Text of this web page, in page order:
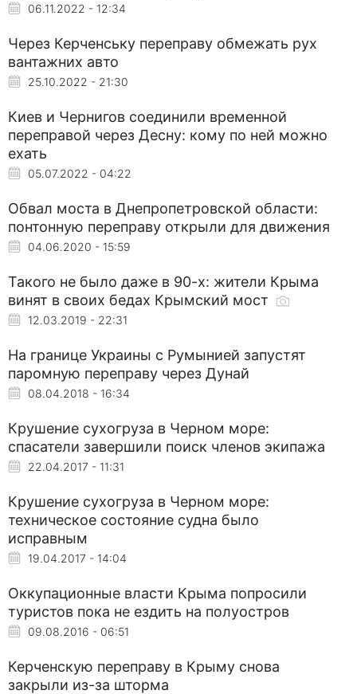
06.11.2022 - 12:34
Через Керченську переправу обмежать рух
вантажних авто
25.10.2022 - 21:30
Киев и Чернигов соединили временной
переправой через Десну: кому по ней можно
ехать
05.07.2022 - 04:22
Обвал моста в Днепропетровской области:
понтонную переправу открыли для движения
04.06.2020 - 15:59
Такого не было даже в 90-х: жители Крыма
винят в своих бедах Крымский мост
12.03.2019 - 22:31
На границе Украины с Румынией запустят
паромную переправу через Дунай
08.04.2018 - 16:34
Крушение сухогруза в Черном море:
спасатели завершили поиск членов экипажа
22.04.2017 - 11:31
Крушение сухогруза в Черном море:
техническое состояние судна было
исправным
19.04.2017 - 14:04
Оккупационные власти Крыма попросили
туристов пока не ездить на полуостров
09.08.2016 - 06:51
Керченскую переправу в Крыму снова
закрыли из-за шторма